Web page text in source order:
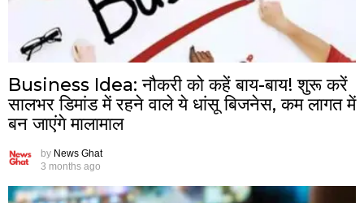
Business Idea: नौकरी को कहें बाय-बाय! शुरू करें
सालभर डिमांड में रहने वाले ये धांसू बिजनेस, कम लागत में
बन जाएंगे मालामाल
by News Ghat
3 months ago